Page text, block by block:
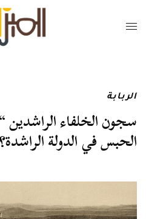
الربابة
سجون الخلفاء
الحبس في الدولة